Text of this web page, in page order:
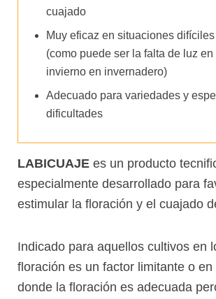
cuajado
Muy eficaz en situaciones
(como puede ser la falta de luz
invierno en invernadero)
Adecuado para variedades y
dificultades
LABICUAJE es un producto
especialmente desarrollado para
estimular la floración y el cuajado
Indicado para aquellos cultivos en
floración es un factor limitante o
donde la floración es adecuada